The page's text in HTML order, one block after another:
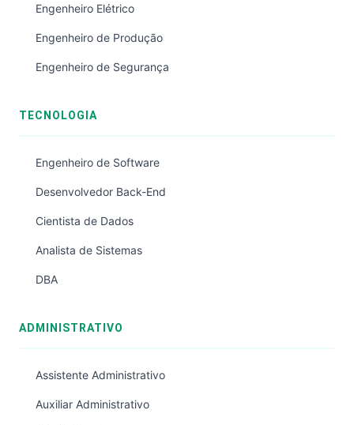
Engenheiro Elétrico
Engenheiro de Produção
Engenheiro de Segurança
TECNOLOGIA
Engenheiro de Software
Desenvolvedor Back-End
Cientista de Dados
Analista de Sistemas
DBA
ADMINISTRATIVO
Assistente Administrativo
Auxiliar Administrativo